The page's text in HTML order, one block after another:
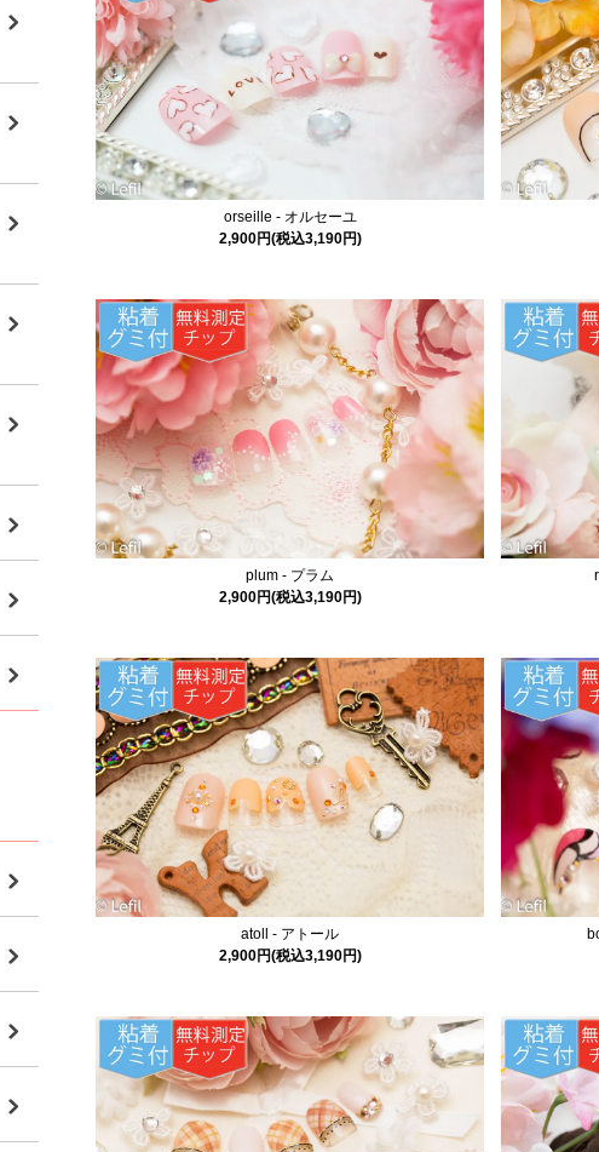
orseille - オルセーユ
2,900円(税込3,190円)
plum - プラム
2,900円(税込3,190円)
atoll - アトール
2,900円(税込3,190円)